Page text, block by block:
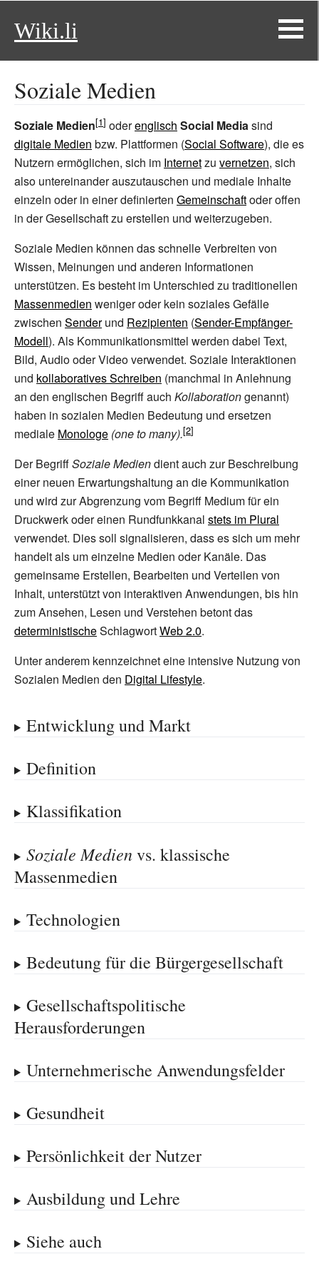
Wiki.li
Soziale Medien
Soziale Medien oderenglisch Social Mediasind
digitale Medien bzw. Plattformen (Social Software), die es
Nutzern ermöglichen, sich im Internetzu vernetzen, sich
also untereinander auszutauschen und mediale Inhalte
einzeln oder in einer definierten Gemeinschaftoder offen
in der Gesellschaft zu erstellen und weiterzugeben.
Soziale Medien können das schnelle Verbreiten von
Wissen, Meinungen und anderen Informationen
unterstützen. Es besteht im Unterschied zu traditionellen
Massenmedien weniger oder kein soziales Gefälle
zwischen Senderund Rezipienten (Sender-Empfänger-
Modell). Als Kommunikationsmittel werden dabei Text,
Bild, Audio oder Video verwendet. Soziale Interaktionen
und kollaboratives Schreiben (manchmal in Anlehnung
an den englischen Begriff auch Kollaborationgenannt)
haben in sozialen Medien Bedeutung und ersetzen
mediale Monologe (one to many).
Der BegriffSoziale Mediendient auch zur Beschreibung
einer neuen Erwartungshaltung an die Kommunikation
und wird zur Abgrenzung vom Begriff Medium für ein
Druckwerk oder einen Rundfunkkanal stets im Plural
verwendet. Dies soll signalisieren, dass es sich um mehr
handelt als um einzelne Medien oder Kanäle. Das
gemeinsame Erstellen, Bearbeiten und Verteilen von
Inhalt, unterstützt von interaktiven Anwendungen, bis hin
zum Ansehen, Lesen und Verstehen betont das
deterministischeSchlagwortWeb 2.0.
Unter anderem kennzeichnet eine intensive Nutzung von
Sozialen Medien den Digital Lifestyle.
Entwicklung und Markt
Definition
Klassifikation
Soziale Medienvs. klassische
Massenmedien
Technologien
Bedeutung für die Bürgergesellschaft
Gesellschaftspolitische
Herausforderungen
Unternehmerische Anwendungsfelder
Gesundheit
Persönlichkeit der Nutzer
Ausbildung und Lehre
Siehe auch